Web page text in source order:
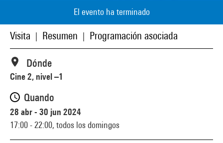
El evento ha terminado
Visita Resumen Programación asociada
Dónde
Cine 2, nivel –1
Quando
28 abr - 30 jun 2024
17:00 - 22:00, todos los domingos